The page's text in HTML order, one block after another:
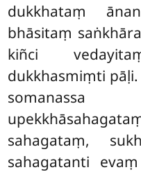
dukkhataṃ
bhāsitaṃ
kiñci
dukkhasmiṃti pāḷi.
sahagataṃ,
sahagatanti